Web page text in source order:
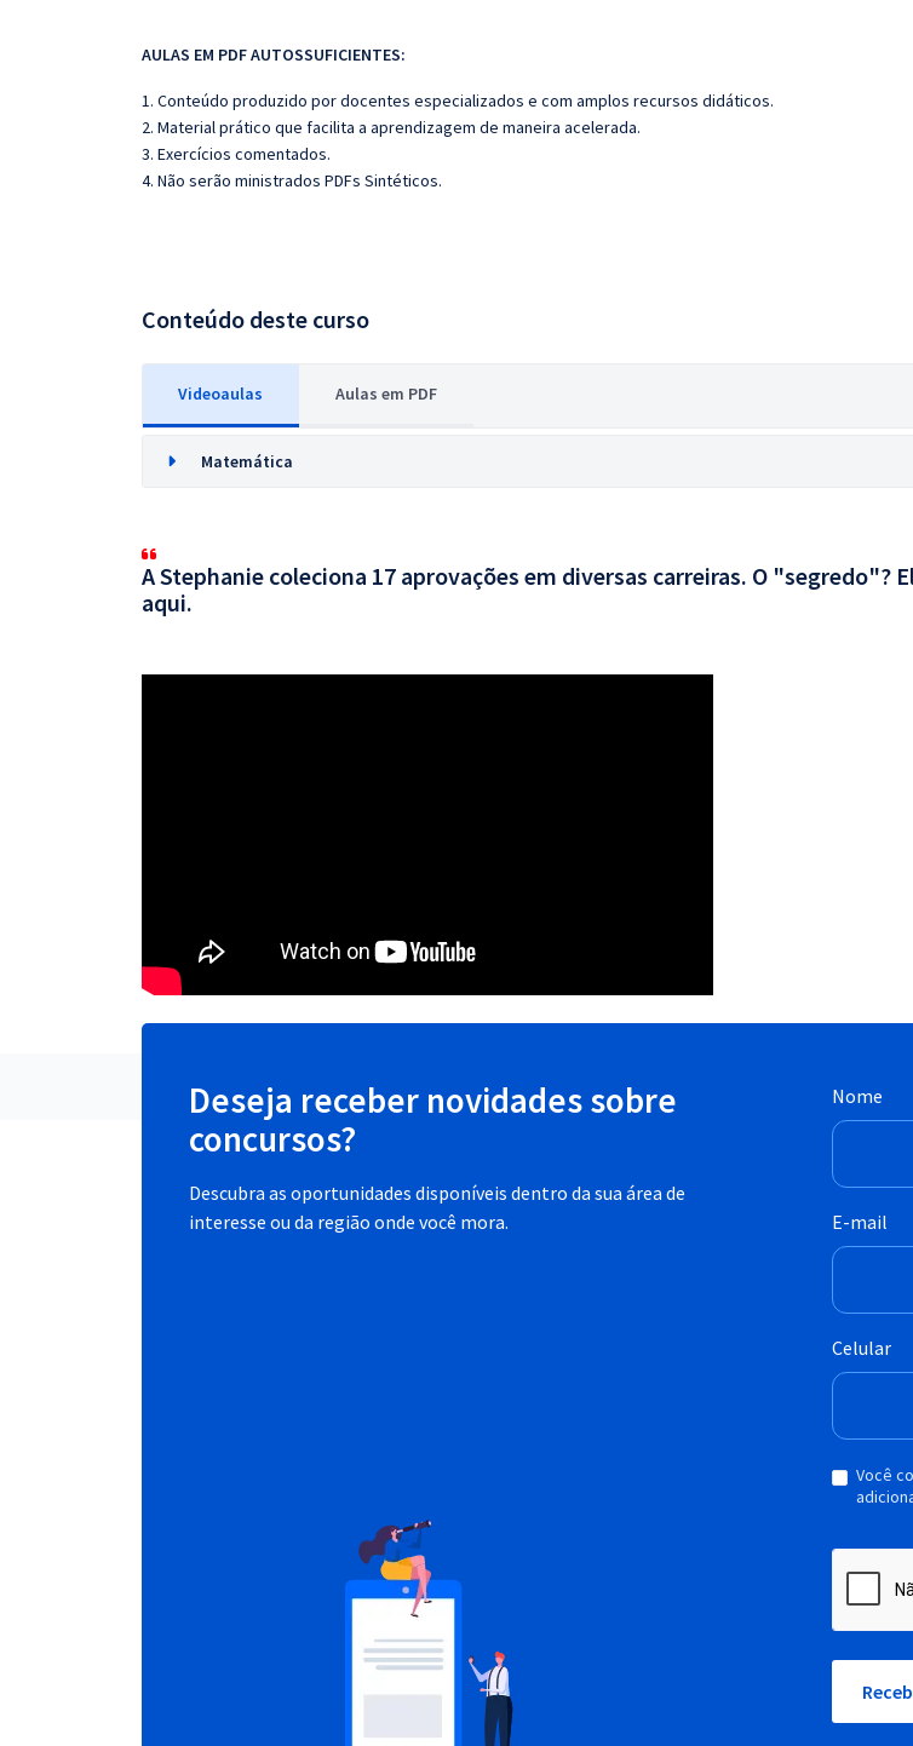
AULAS EM PDF AUTOSSUFICIENTES:
1. Conteúdo produzido por docentes especializados e com amplos recursos didáticos.
2. Material prático que facilita a aprendizagem de maneira acelerada.
3. Exercícios comentados.
4. Não serão ministrados PDFs Sintéticos.
Conteúdo deste curso
Videoaulas Aulas em PDF
Matemática
A Stephanie coleciona 17 aprovações em diversas carreiras. O "segredo"?
aqui.
Deseja receber novidades sobre
concursos?
Descubra as oportunidades disponíveis dentro da sua área de
interesse ou da região onde você mora.
Nome
E-mail
Celular
Você